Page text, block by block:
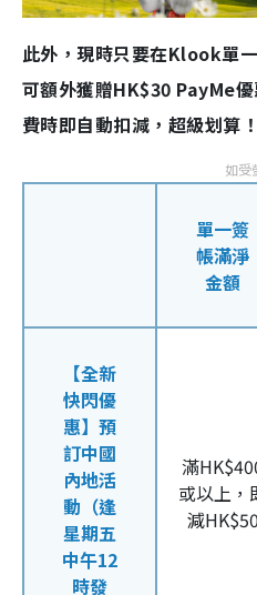
此外，現時只要在Klook單
可額外獲贈HK$30 PayMe
費時即自動扣減，超級划算！
單一簽
帳滿淨
金額
【全新
快閃優
惠】預
訂中國
內地活
動（逢
星期五
中午12
時發
滿
或以上，
減HK$50